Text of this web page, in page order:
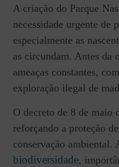
A criação do Parque
necessidade urgente de
especialmente as
as circundam. Antes da
ameaças constantes,
exploração ilegal de
O decreto de 8 de maio
reforçando a proteção
conservação ambiental.
biodiversidade,